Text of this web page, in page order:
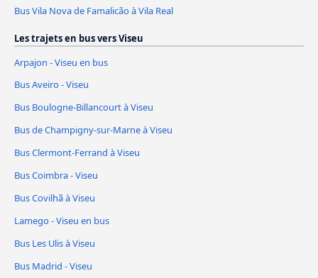
Bus Vila Nova de Famalicão à Vila Real
Les trajets en bus vers Viseu
Arpajon - Viseu en bus
Bus Aveiro - Viseu
Bus Boulogne-Billancourt à Viseu
Bus de Champigny-sur-Marne à Viseu
Bus Clermont-Ferrand à Viseu
Bus Coimbra - Viseu
Bus Covilhã à Viseu
Lamego - Viseu en bus
Bus Les Ulis à Viseu
Bus Madrid - Viseu